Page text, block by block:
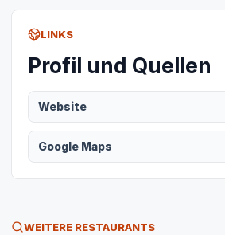
LINKS
Profil und Quellen
Website
Google Maps
WEITERE RESTAURANTS